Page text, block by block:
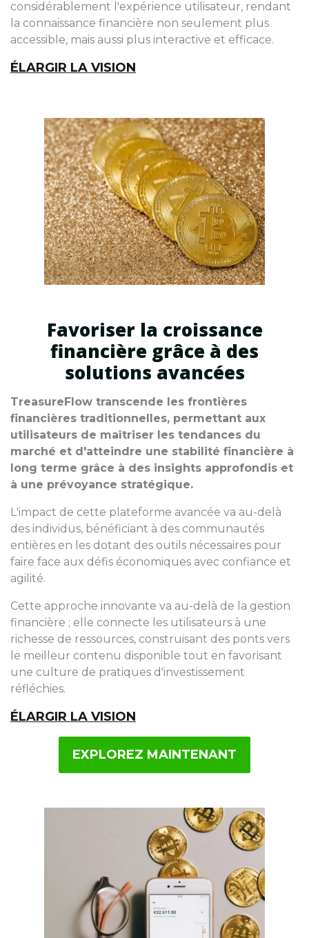
considérablement l'expérience utilisateur, rendant
la connaissance financière non seulement plus
accessible, mais aussi plus interactive et efficace.
ÉLARGIR LA VISION
Favoriser la croissance
financière grâce à des
solutions avancées
TreasureFlow transcende les frontières
financières traditionnelles, permettant aux
utilisateurs de maîtriser les tendances du
marché et d'atteindre une stabilité financière à
long terme grâce à des insights approfondis et
à une prévoyance stratégique.
L'impact de cette plateforme avancée va au-delà
des individus, bénéficiant à des communautés
entières en les dotant des outils nécessaires pour
faire face aux défis économiques avec confiance et
agilité.
Cette approche innovante va au-delà de la gestion
financière ; elle connecte les utilisateurs à une
richesse de ressources, construisant des ponts vers
le meilleur contenu disponible tout en favorisant
une culture de pratiques d'investissement
réfléchies.
ÉLARGIR LA VISION
EXPLOREZ MAINTENANT